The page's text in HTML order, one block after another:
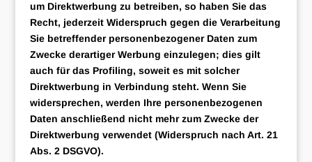
um Direktwerbung zu betreiben, so haben Sie das
Recht, jederzeit Widerspruch gegen die Verarbeitung
Sie betreffender personenbezogener Daten zum
Zwecke derartiger Werbung einzulegen; dies gilt
auch für das Profiling, soweit es mit solcher
Direktwerbung in Verbindung steht. Wenn Sie
widersprechen, werden Ihre personenbezogenen
Daten anschließend nicht mehr zum Zwecke der
Direktwerbung verwendet (Widerspruch nach Art. 21
Abs. 2 DSGVO).